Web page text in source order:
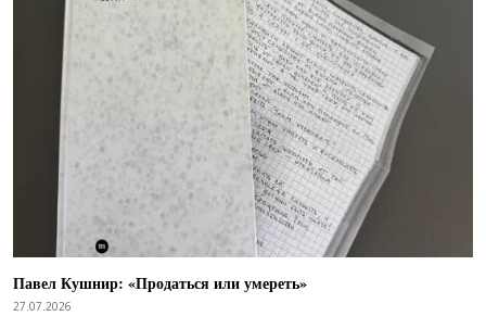
Павел Кушнир: «Продаться или умереть»
27.07.2026